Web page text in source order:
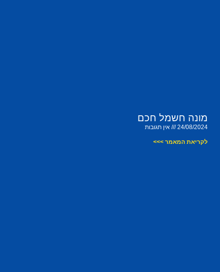
מונה חשמל חכם
24/08/2024 אין תגובות
לקריאת המאמר >>>